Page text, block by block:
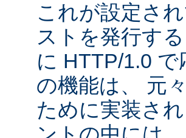
これが設定さ
ストを発行す
に HTTP/1.0
の機能は、 元
ために実装さ